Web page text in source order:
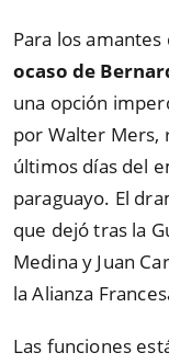
Para los
ocaso de
una opción
por Walter Mers,
últimos días del
paraguayo. El
que dejó tras la
Medina y Juan
la Alianza
Las funciones